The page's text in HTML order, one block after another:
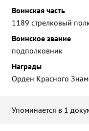
Воинская часть
1189 стрелковый
Воинское звание
подполковник
Награды
Орден Красного
Упоминается в 1